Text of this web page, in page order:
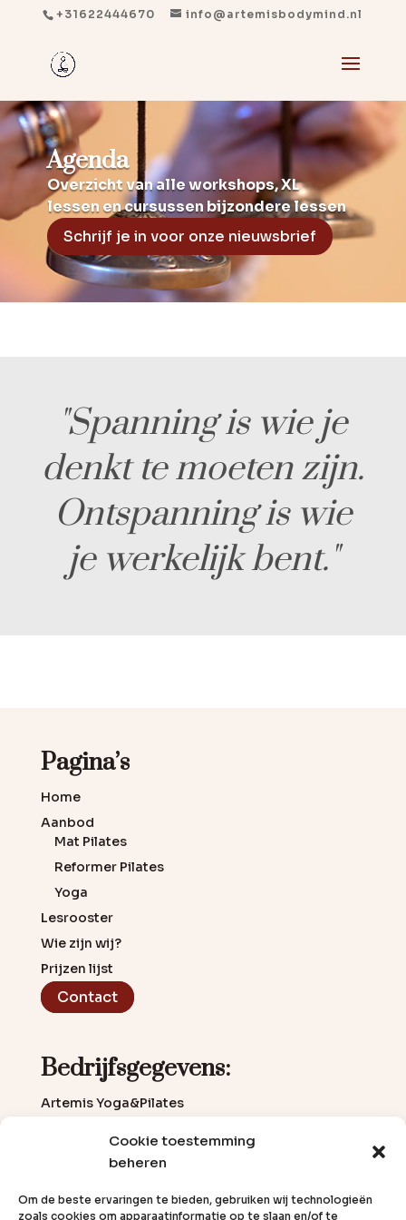
Cookie toestemming
beheren
Om de beste ervaringen te bieden, gebruiken wij technologieën
zoals cookies om apparaatinformatie op te slaan en/of te
+31622444670 info@artemisbodymind.nl
Agenda
Overzicht van alle workshops, XL
lessen en cursussen bijzondere lessen
Schrijf je in voor onze nieuwsbrief
"Spanning is wie je
denkt te moeten zijn.
Ontspanning is wie
je werkelijk bent."
Pagina’s
Home
Aanbod
Mat Pilates
Reformer Pilates
Yoga
Lesrooster
Wie zijn wij?
Prijzen lijst
Contact
Bedrijfsgegevens:
Artemis Yoga&Pilates
Kamerlingh Onneslaan 21a
3401 MZ IJsselstein
0622444670
artemisbodymind.nl